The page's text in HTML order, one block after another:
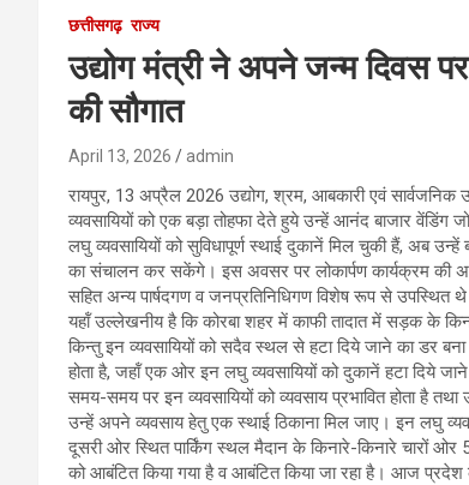
छत्तीसगढ़ राज्य
उद्योग मंत्री ने अपने जन्म दिवस
की सौगात
April 13, 2026 admin
रायपुर, 13 अप्रैल 2026 उद्योग, श्रम, आबकारी एवं
व्यवसायियों को एक बड़ा तोहफा देते हुये उन्हें आनंद बाजार
लघु व्यवसायियों को सुविधापूर्ण स्थाई दुकानें मिल चुकी हैं, अब
का संचालन कर सकेंगे। इस अवसर पर लोकार्पण कार्यक्रम की
सहित अन्य पार्षदगण व जनप्रतिनिधिगण विशेष रूप से उपस्थित
यहॉं उल्लेखनीय है कि कोरबा शहर में काफी तादात में सड़क के
किन्तु इन व्यवसायियों को सदैव स्थल से हटा दिये जाने का डर बना
होता है, जहॉं एक ओर इन लघु व्यवसायियों को दुकानें हटा दिये
समय-समय पर इन व्यवसायियों को व्यवसाय प्रभावित होता है
उन्हें अपने व्यवसाय हेतु एक स्थाई ठिकाना मिल जाए। इन लघु
दूसरी ओर स्थित पार्किंग स्थल मैदान के किनारे-किनारे चारों ओर
को आबंटित किया गया है व आबंटित किया जा रहा है। आज प्रदेश